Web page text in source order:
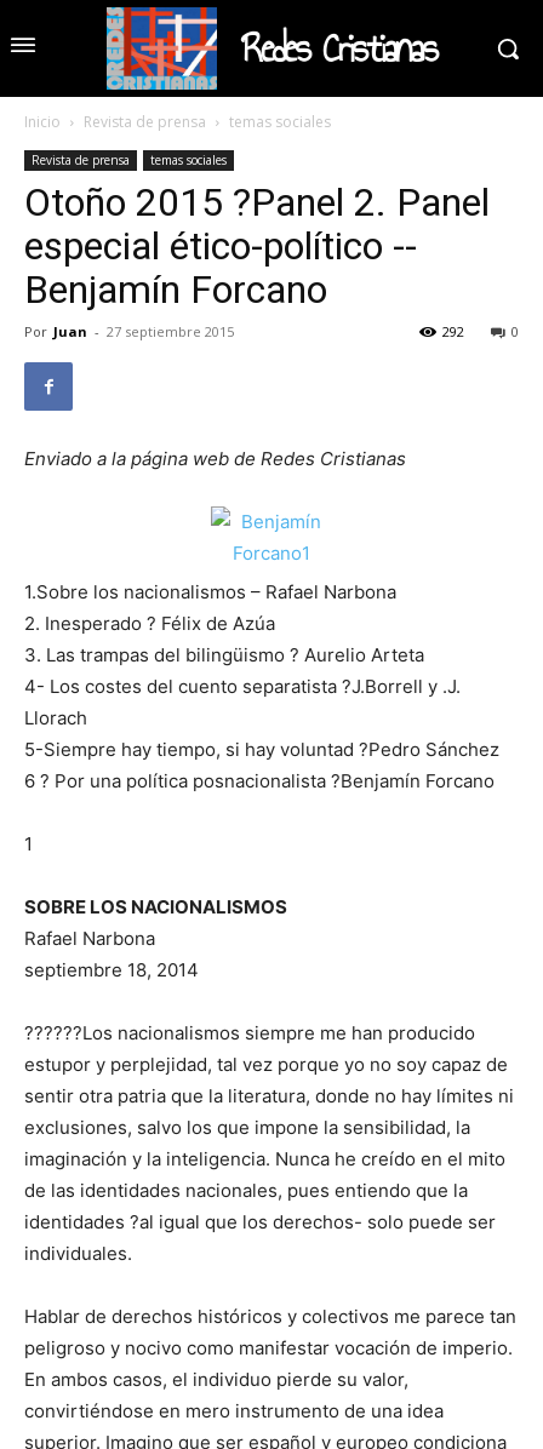
Redes Cristianas
Inicio Revista de prensa temas sociales
Revista de prensa temas sociales
Otoño 2015 ?Panel 2. Panel
especial ético-político --
Benjamín Forcano
Por Juan - 27 septiembre 2015 0
292
Enviado a la página web de Redes Cristianas
1.Sobre los nacionalismos – Rafael Narbona
2. Inesperado ? Félix de Azúa
3. Las trampas del bilingüismo ? Aurelio Arteta
4- Los costes del cuento separatista ?J.Borrell y .J.
Llorach
5-Siempre hay tiempo, si hay voluntad ?Pedro Sánchez
6 ? Por una política posnacionalista ?Benjamín Forcano
1
SOBRE LOS NACIONALISMOS
Rafael Narbona
septiembre 18, 2014
??????Los nacionalismos siempre me han producido
estupor y perplejidad, tal vez porque yo no soy capaz de
sentir otra patria que la literatura, donde no hay límites ni
exclusiones, salvo los que impone la sensibilidad, la
imaginación y la inteligencia. Nunca he creído en el mito
de las identidades nacionales, pues entiendo que la
identidades ?al igual que los derechos- solo puede ser
individuales.
Hablar de derechos históricos y colectivos me parece tan
peligroso y nocivo como manifestar vocación de imperio.
En ambos casos, el individuo pierde su valor,
convirtiéndose en mero instrumento de una idea
superior. Imagino que ser español y europeo condiciona